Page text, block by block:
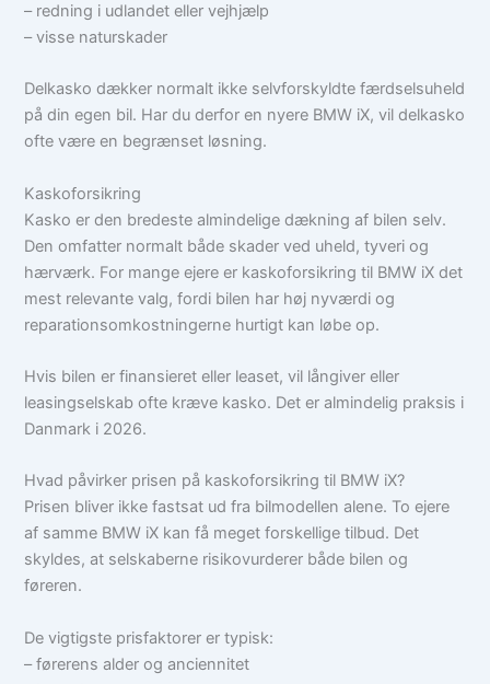
– redning i udlandet eller vejhjælp
– visse naturskader
Delkasko dækker normalt ikke selvforskyldte færdselsuheld
på din egen bil. Har du derfor en nyere BMW iX, vil delkasko
ofte være en begrænset løsning.
Kaskoforsikring
Kasko er den bredeste almindelige dækning af bilen selv.
Den omfatter normalt både skader ved uheld, tyveri og
hærværk. For mange ejere er kaskoforsikring til BMW iX det
mest relevante valg, fordi bilen har høj nyværdi og
reparationsomkostningerne hurtigt kan løbe op.
Hvis bilen er finansieret eller leaset, vil långiver eller
leasingselskab ofte kræve kasko. Det er almindelig praksis i
Danmark i 2026.
Hvad påvirker prisen på kaskoforsikring til BMW iX?
Prisen bliver ikke fastsat ud fra bilmodellen alene. To ejere
af samme BMW iX kan få meget forskellige tilbud. Det
skyldes, at selskaberne risikovurderer både bilen og
føreren.
De vigtigste prisfaktorer er typisk:
– førerens alder og anciennitet